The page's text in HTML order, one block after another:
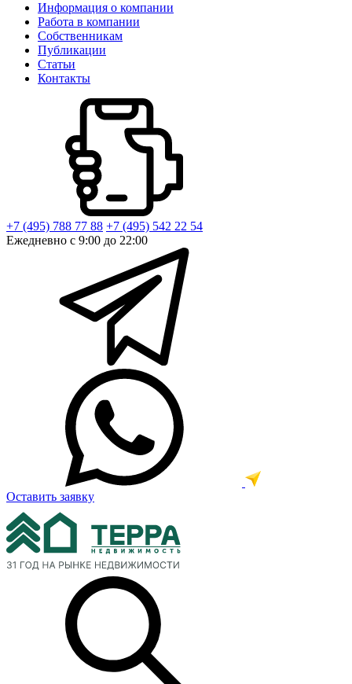
Информация о компании
Работа в компании
Собственникам
Публикации
Статьи
Контакты
+7 (495) 788 77 88 +7 (495) 542 22 54
Ежедневно с 9:00 до 22:00
Оставить заявку